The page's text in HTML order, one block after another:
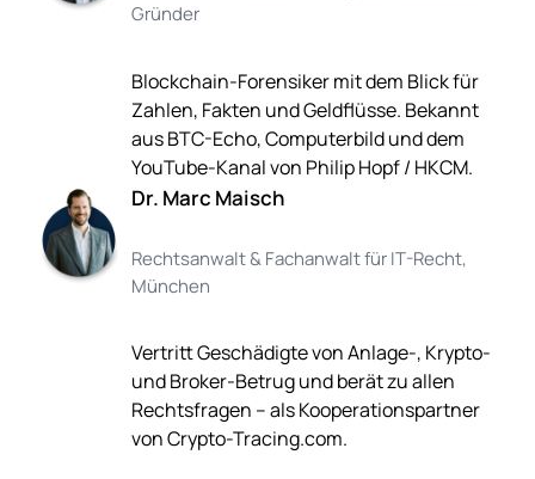
Gründer
Blockchain-Forensiker mit dem Blick für
Zahlen, Fakten und Geldflüsse. Bekannt
aus BTC-Echo, Computerbild und dem
YouTube-Kanal von Philip Hopf / HKCM.
Dr. Marc Maisch
Rechtsanwalt & Fachanwalt für IT-Recht,
München
Vertritt Geschädigte von Anlage-, Krypto-
und Broker-Betrug und berät zu allen
Rechtsfragen – als Kooperationspartner
von Crypto-Tracing.com.